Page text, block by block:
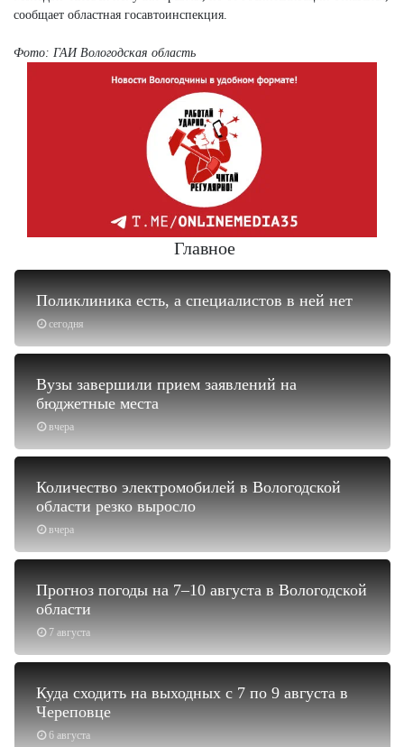
сообщает областная госавтоинспекция.
Фото: ГАИ Вологодская область
Главное
сегодня
Поликлиника есть, а специалистов в ней нет
вчера
Вузы завершили прием заявлений на
бюджетные места
вчера
Количество электромобилей в Вологодской
области резко выросло
7 августа
Прогноз погоды на 7–10 августа в Вологодской
области
6 августа
Куда сходить на выходных с 7 по 9 августа в
Череповце